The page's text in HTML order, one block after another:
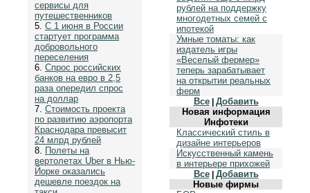
сервисы для
путешественников
5. С 1 июня в России
стартует программа
добровольного
переселения
6. Спрос российских
банков на евро в 2,5
раза опередил спрос
на доллар
7. Стоимость проекта
по развитию аэропорта
Краснодара превысит
24 млрд рублей
8. Полеты на
вертолетах Uber в Нью-
Йорке оказались
дешевле поездок на
рублей на поддержку
многодетных семей с
ипотекой
Умные томаты: как
издатель игры
«Веселый фермер»
теперь зарабатывает
на открытии реальных
ферм
Все| Добавить
Новая информация
Инфотеки
Классический стиль в
дизайне интерьеров
Искусственный камень
в интерьере прихожей
Все| Добавить
Новые фирмы